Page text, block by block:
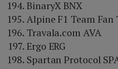
BinaryX BNX
Alpine F1 Team Fan
Travala.com AVA
Ergo ERG
Spartan Protocol